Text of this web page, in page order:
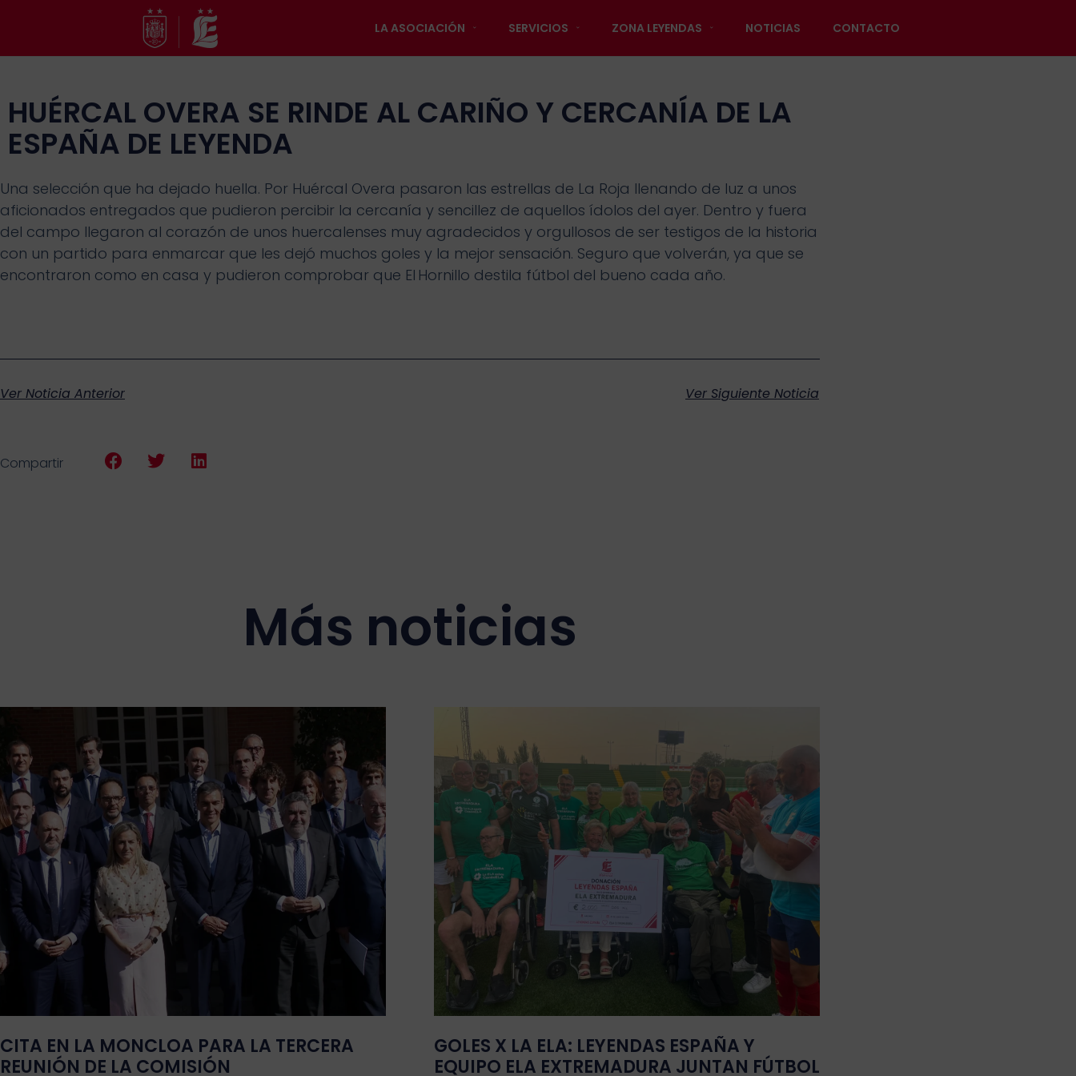
LA ASOCIACIÓN SERVICIOS ZONA LEYENDAS NOTICIAS CONTACTO
HUÉRCAL OVERA SE RINDE AL CARIÑO Y CERCANÍA DE LA
ESPAÑA DE LEYENDA
Una selección que ha dejado huella. Por Huércal Overa pasaron las estrellas de La Roja llenando de luz a unos
aficionados entregados que pudieron percibir la cercanía y sencillez de aquellos ídolos del ayer. Dentro y fuera
del campo llegaron al corazón de unos huercalenses muy agradecidos y orgullosos de ser testigos de la historia
con un partido para enmarcar que les dejó muchos goles y la mejor sensación. Seguro que volverán, ya que se
encontraron como en casa y pudieron comprobar que El Hornillo destila fútbol del bueno cada año.
Ver Noticia Anterior Ver Siguiente Noticia
Compartir
Más noticias
CITA EN LA MONCLOA PARA LA TERCERA
REUNIÓN DE LA COMISIÓN
GOLES X LA ELA: LEYENDAS ESPAÑA Y
EQUIPO ELA EXTREMADURA JUNTAN FÚTBOL